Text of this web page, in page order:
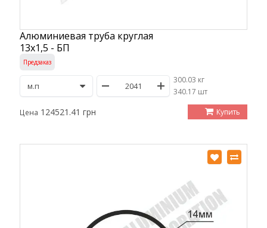
Алюминиевая труба круглая
13х1,5 - БП
Предзаказ
300.03 кг
/340.17 шт
Цена 124521.41 грн Купить